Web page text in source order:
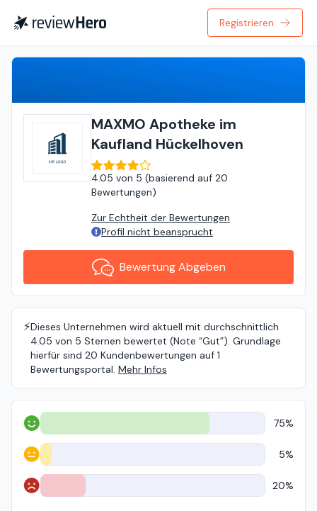
Registrieren
MAXMO Apotheke im
Kaufland Hückelhoven
4.05 von 5 (basierend auf 20
Bewertungen)
Zur Echtheit der Bewertungen
Profil nicht beansprucht
Bewertung Abgeben
⚡️Dieses Unternehmen wird aktuell mit durchschnittlich
4.05 von 5 Sternen bewertet (Note “Gut”). Grundlage
hierfür sind 20 Kundenbewertungen auf 1
Bewertungsportal. Mehr Infos
Positiv 75%
Neutral 5%
Negativ 20%